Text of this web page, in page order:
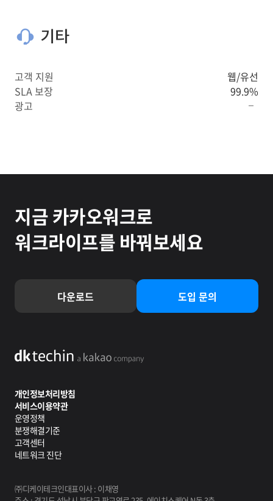
기타
고객 지원
웹/유선
SLA 보장
99.9%
광고
지금 카카오워크로
워크라이프를 바꿔보세요
다운로드 도입 문의
개인정보처리방침
서비스이용약관
운영정책
분쟁해결기준
고객센터
네트워크 진단
㈜디케이테크인대표이사 : 이채영